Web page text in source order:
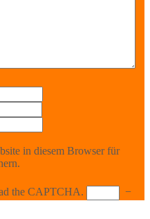
in diesem Browser für
the CAPTCHA. −